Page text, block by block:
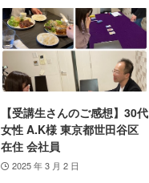
【受講生さんのご感想】30代
女性 A.K様 東京都世田谷区
在住 会社員
2025 年 3 月 2 日